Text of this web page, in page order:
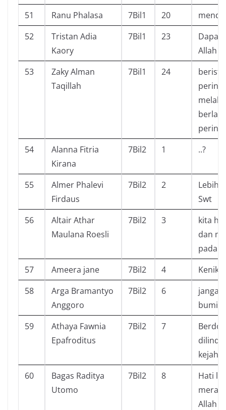
51
Ranu Phalasa 7Bil1 20
52
Tristan Adia
Kaory
7Bil1 23
Dapat
Allah
53
Zaky Alman
Taqillah
7Bil1 24
54
Alanna Fitria
Kirana
7Bil2 1 ..?
55
Almer Phalevi
Firdaus
7Bil2 2
Lebih
Swt
56
Altair Athar
Maulana Roesli
7Bil2 3
kita
dan
pada
57
Ameera jane 7Bil2 4
58
Arga Bramantyo
Anggoro
7Bil2 6
bumi
59
Athaya Fawnia
Epafroditus
7Bil2 7
60
Bagas Raditya
Utomo
7Bil2 8
Hati
Allah